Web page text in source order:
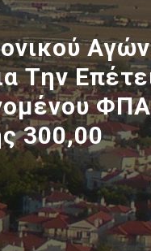
Την
300,00